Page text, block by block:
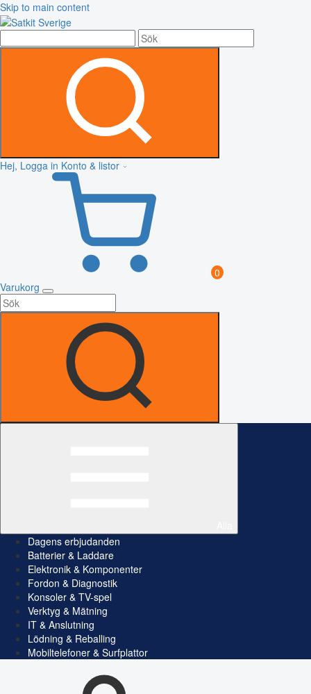
Skip to main content
Hej, Logga in Konto & listor
0
Varukorg
Dagens erbjudanden
Batterier & Laddare
Elektronik & Komponenter
Fordon & Diagnostik
Konsoler & TV-spel
Verktyg & Mätning
IT & Anslutning
Lödning & Reballing
Mobiltelefoner & Surfplattor